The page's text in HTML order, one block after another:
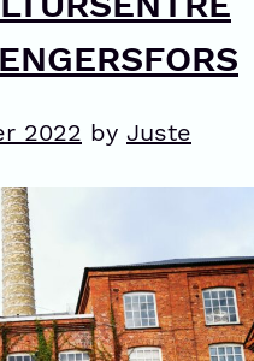
2022 by Juste